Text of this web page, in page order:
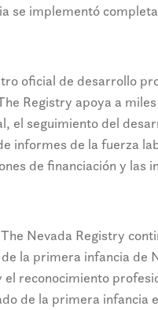
se implementó
oficial de desarrollo
Registry apoya a
el seguimiento del
informes de la fuerza
de financiación y las
Nevada Registry
la primera infancia de
reconocimiento
de la primera infancia